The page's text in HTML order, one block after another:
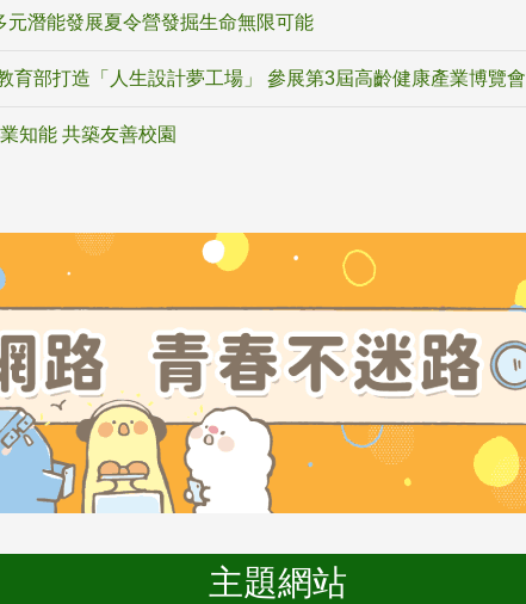
潛能發展夏令營發掘生命無限可能
育部打造「人生設計夢工場」 參展第3屆高齡健康產業博覽會
知能 共築友善校園
主題網站